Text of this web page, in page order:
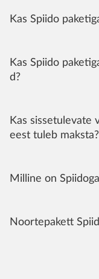
Kas Spiido
Kas Spiido
d?
Kas sissetulevate
eest tuleb maksta?
Milline on
Noortepakett